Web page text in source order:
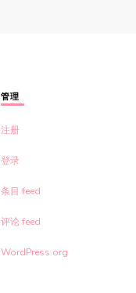
管理
注册
登录
条目 feed
评论 feed
WordPress.org